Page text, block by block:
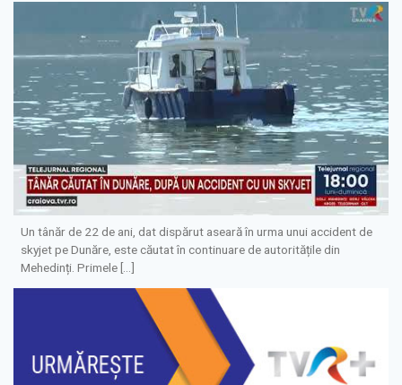
Un tânăr de 22 de ani, dat dispărut aseară în urma unui accident de
skyjet pe Dunăre, este căutat în continuare de autoritățile din
Mehedinți. Primele […]